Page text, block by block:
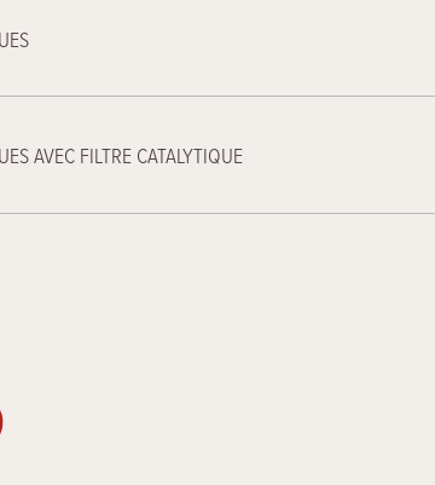
AVEC FILTRE CATALYTIQUE